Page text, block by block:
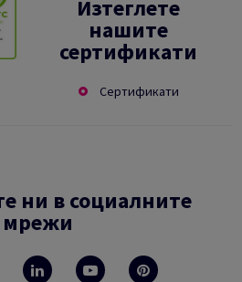
Изтеглете
нашите
сертификати
Сертификати
ни в социалните
мрежи